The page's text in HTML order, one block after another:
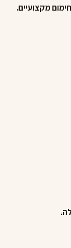
מקצועיים.